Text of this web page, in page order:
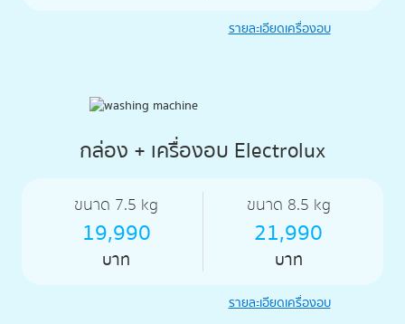
รายละเอียดเครื่องอบ
กล่อง + เครื่องอบ Electrolux
ขนาด 7.5 kg
19,990
บาท
ขนาด 8.5 kg
21,990
บาท
รายละเอียดเครื่องอบ